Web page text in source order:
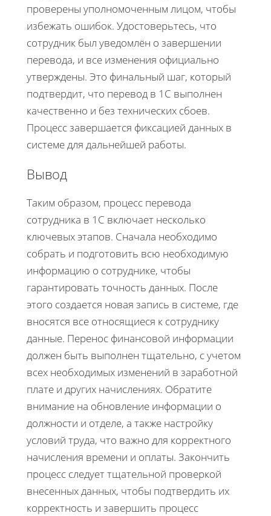
проверены уполномоченным лицом, чтобы
избежать ошибок. Удостоверьтесь, что
сотрудник был уведомлён о завершении
перевода, и все изменения официально
утверждены. Это финальный шаг, который
подтвердит, что перевод в 1С выполнен
качественно и без технических сбоев.
Процесс завершается фиксацией данных в
системе для дальнейшей работы.
Вывод
Таким образом, процесс перевода
сотрудника в 1С включает несколько
ключевых этапов. Сначала необходимо
собрать и подготовить всю необходимую
информацию о сотруднике, чтобы
гарантировать точность данных. После
этого создается новая запись в системе, где
вносятся все относящиеся к сотруднику
данные. Перенос финансовой информации
должен быть выполнен тщательно, с учетом
всех необходимых изменений в заработной
плате и других начислениях. Обратите
внимание на обновление информации о
должности и отделе, а также настройку
условий труда, что важно для корректного
начисления времени и оплаты. Закончить
процесс следует тщательной проверкой
внесенных данных, чтобы подтвердить их
корректность и завершить процесс